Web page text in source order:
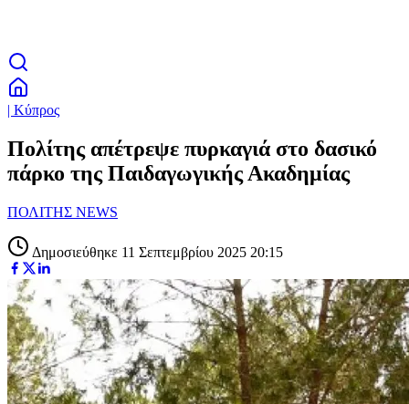
| Κύπρος
Πολίτης απέτρεψε πυρκαγιά στο δασικό
πάρκο της Παιδαγωγικής Ακαδημίας
ΠΟΛΙΤΗΣ NEWS
Δημοσιεύθηκε 11 Σεπτεμβρίου 2025 20:15